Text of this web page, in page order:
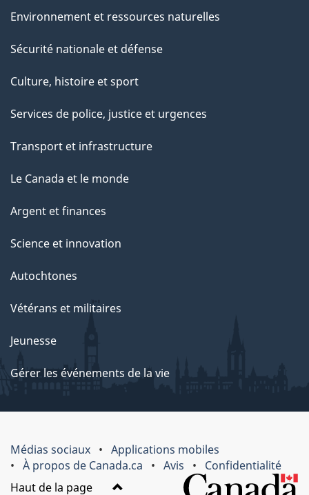
Environnement et ressources naturelles
Sécurité nationale et défense
Culture, histoire et sport
Services de police, justice et urgences
Transport et infrastructure
Le Canada et le monde
Argent et finances
Science et innovation
Autochtones
Vétérans et militaires
Jeunesse
Gérer les événements de la vie
Médias sociaux
Applications mobiles
À propos de Canada.ca
Avis
Confidentialité
Haut de la page